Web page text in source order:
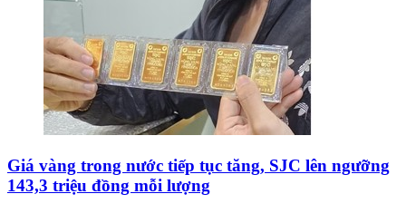
Giá vàng trong nước tiếp tục tăng, SJC lên ngưỡng
143,3 triệu đồng mỗi lượng